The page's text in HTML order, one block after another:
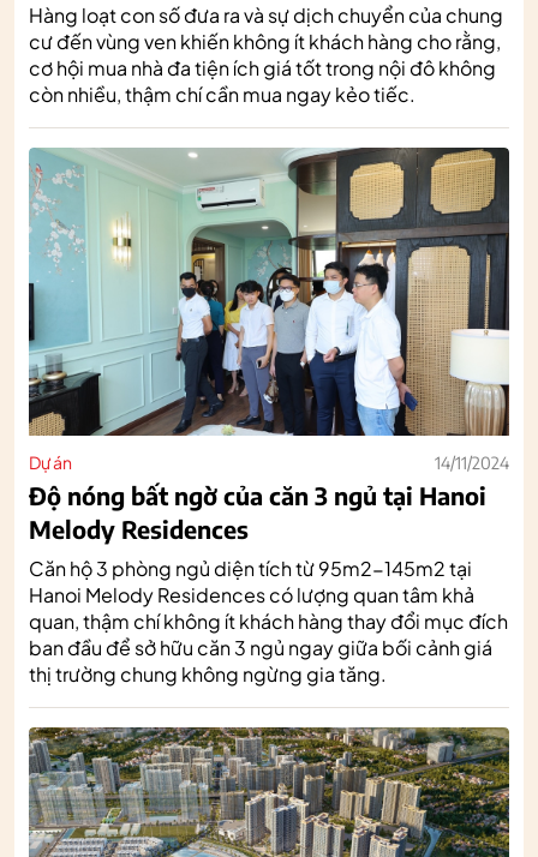
Hàng loạt con số đưa ra và sự dịch chuyển của chung
cư đến vùng ven khiến không ít khách hàng cho rằng,
cơ hội mua nhà đa tiện ích giá tốt trong nội đô không
còn nhiều, thậm chí cần mua ngay kẻo tiếc.
Dự án 14/11/2024
Độ nóng bất ngờ của căn 3 ngủ tại Hanoi
Melody Residences
Căn hộ 3 phòng ngủ diện tích từ 95m2-145m2 tại
Hanoi Melody Residences có lượng quan tâm khả
quan, thậm chí không ít khách hàng thay đổi mục đích
ban đầu để sở hữu căn 3 ngủ ngay giữa bối cảnh giá
thị trường chung không ngừng gia tăng.